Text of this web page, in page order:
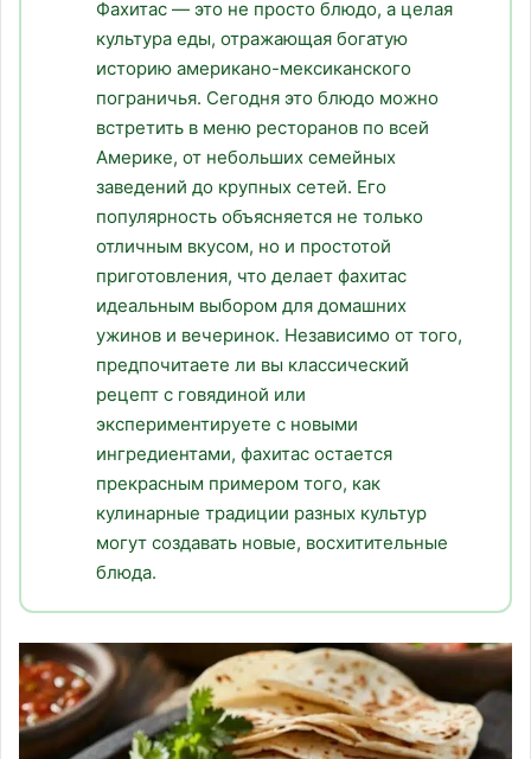
Фахитас — это не просто блюдо, а целая
культура еды, отражающая богатую
историю американо-мексиканского
пограничья. Сегодня это блюдо можно
встретить в меню ресторанов по всей
Америке, от небольших семейных
заведений до крупных сетей. Его
популярность объясняется не только
отличным вкусом, но и простотой
приготовления, что делает фахитас
идеальным выбором для домашних
ужинов и вечеринок. Независимо от того,
предпочитаете ли вы классический
рецепт с говядиной или
экспериментируете с новыми
ингредиентами, фахитас остается
прекрасным примером того, как
кулинарные традиции разных культур
могут создавать новые, восхитительные
блюда.